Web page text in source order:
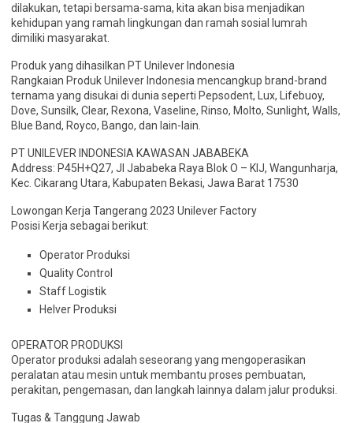
dilakukan, tetapi bersama-sama, kita akan bisa menjadikan
kehidupan yang ramah lingkungan dan ramah sosial lumrah
dimiliki masyarakat.
Produk yang dihasilkan PT Unilever Indonesia
Rangkaian Produk Unilever Indonesia mencangkup brand-brand
ternama yang disukai di dunia seperti Pepsodent, Lux, Lifebuoy,
Dove, Sunsilk, Clear, Rexona, Vaseline, Rinso, Molto, Sunlight, Walls,
Blue Band, Royco, Bango, dan lain-lain.
PT UNILEVER INDONESIA KAWASAN JABABEKA
Address: P45H+Q27, Jl Jababeka Raya Blok O – KIJ, Wangunharja,
Kec. Cikarang Utara, Kabupaten Bekasi, Jawa Barat 17530
Lowongan Kerja Tangerang 2023 Unilever Factory
Posisi Kerja sebagai berikut:
Operator Produksi
Quality Control
Staff Logistik
Helver Produksi
OPERATOR PRODUKSI
Operator produksi adalah seseorang yang mengoperasikan
peralatan atau mesin untuk membantu proses pembuatan,
perakitan, pengemasan, dan langkah lainnya dalam jalur produksi.
Tugas & Tanggung Jawab